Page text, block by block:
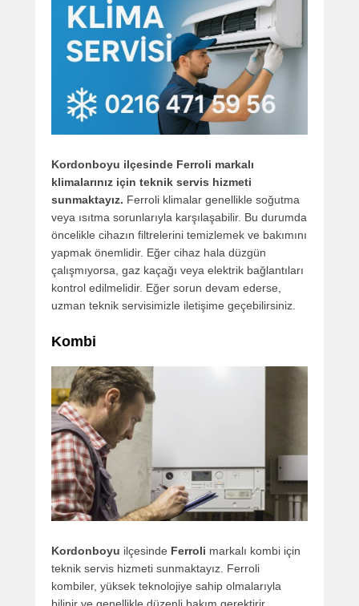
Kordonboyu ilçesinde Ferroli markalı
klimalarınız için teknik servis hizmeti
sunmaktayız. Ferroli klimalar genellikle soğutma
veya ısıtma sorunlarıyla karşılaşabilir. Bu durumda
öncelikle cihazın filtrelerini temizlemek ve bakımını
yapmak önemlidir. Eğer cihaz hala düzgün
çalışmıyorsa, gaz kaçağı veya elektrik bağlantıları
kontrol edilmelidir. Eğer sorun devam ederse,
uzman teknik servisimizle iletişime geçebilirsiniz.
Kombi
Kordonboyu ilçesinde Ferroli markalı kombi için
teknik servis hizmeti sunmaktayız. Ferroli
kombiler, yüksek teknolojiye sahip olmalarıyla
bilinir ve genellikle düzenli bakım gerektirir.